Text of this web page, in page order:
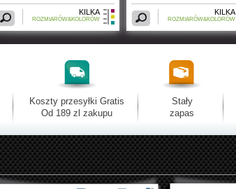
KILKA
ROZMIARÓW&KOLORÓW
KILKA
ROZMIARÓW&KOLORÓW
Koszty przesyłki Gratis
Od 189 zl zakupu
Stały
zapas